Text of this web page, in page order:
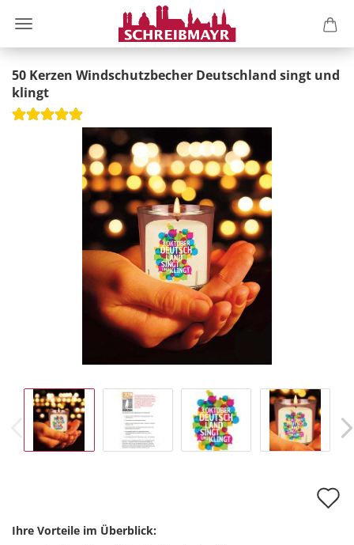
50 Kerzen Windschutzbecher Deutschland singt und
klingt
Ihre Vorteile im Überblick: